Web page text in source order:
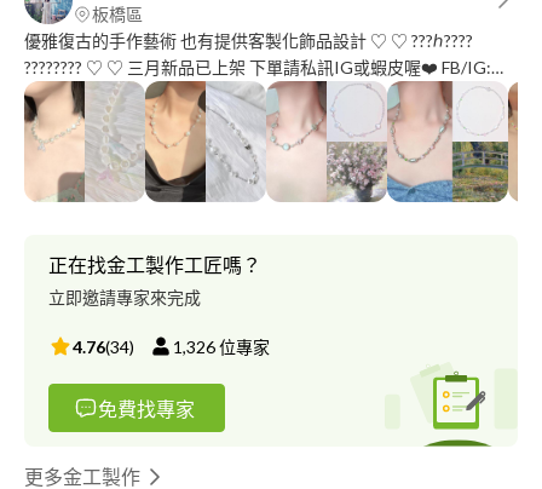
板橋區
優雅復古的手作藝術 也有提供客製化飾品設計 ♡ ♡ ???ℎ????
???????? ♡ ♡ 三月新品已上架 下單請私訊IG或蝦皮喔❤️ FB/IG:
weshikuo_handmade
正在找金工製作工匠嗎？
立即邀請專家來完成
4.76(34) 1,326位專家
免費找專家
更多金工製作